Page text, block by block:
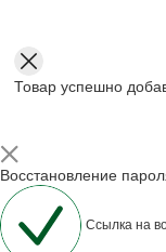
Товар успешно
Восстановление
Ссылка на